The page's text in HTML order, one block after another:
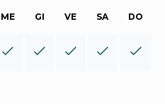
ME GI VE SA DO